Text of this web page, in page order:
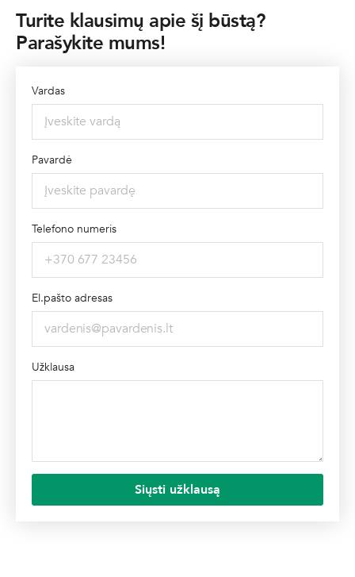
Turite klausimų apie šį būstą?
Parašykite mums!
Vardas
Pavardė
Telefono numeris
El.pašto adresas
Užklausa
Siųsti užklausą